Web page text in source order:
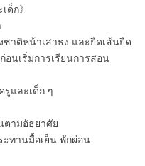
ก》
ชาติหน้าเสาธง และยืดเส้นยืด
อนเริ่มการเรียนการสอน
และเด็ก ๆ
ตามอัธยาศัย
ะทานมื้อเย็น พักผ่อน